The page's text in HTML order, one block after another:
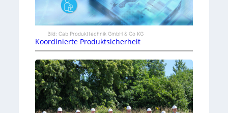
Bild: Cab Produkttechnik GmbH & Co KG
Koordinierte Produktsicherheit